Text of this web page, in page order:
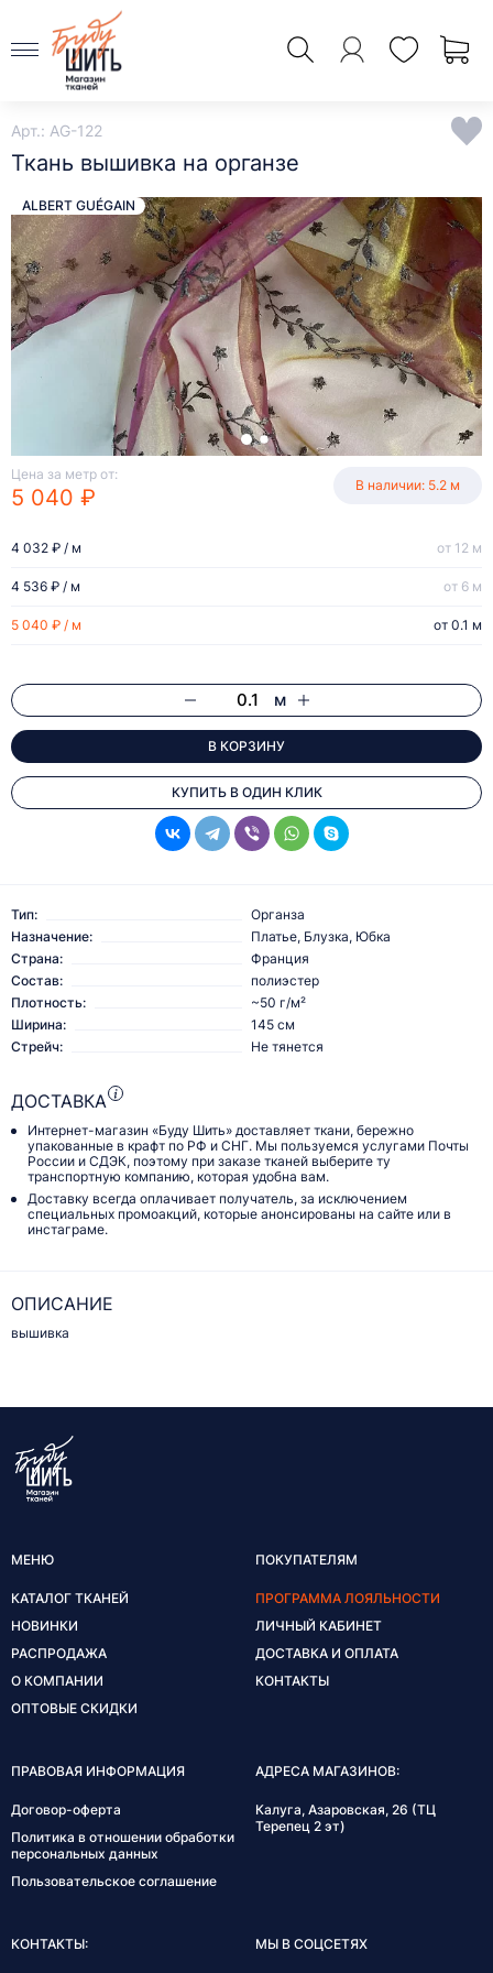
Арт.: AG-122
Ткань вышивка на органзе
Цена за метр от:
5 040 ₽ В наличии: 5.2 м
5 040 ₽ / м от 0.1 м
4 536 ₽ / м от 6 м
4 032 ₽ / м от 12 м
м
В КОРЗИНУ
КУПИТЬ В ОДИН КЛИК
ALBERT GUÉGAIN
Тип:
Органза
Назначение:
Платье, Блузка, Юбка
Страна:
Франция
Состав:
полиэстер
Плотность:
~50 г/м²
Ширина:
145 см
Стрейч:
Не тянется
ДОСТАВКА
Интернет-магазин «Буду Шить» доставляет ткани, бережно
упакованные в крафт по РФ и СНГ. Мы пользуемся услугами Почты
России и СДЭК, поэтому при заказе тканей выберите ту
транспортную компанию, которая удобна вам.
Доставку всегда оплачивает получатель, за исключением
специальных промоакций, которые анонсированы на сайте или в
инстаграме.
ОПИСАНИЕ
вышивка
МЕНЮ
КАТАЛОГ ТКАНЕЙ
НОВИНКИ
РАСПРОДАЖА
О КОМПАНИИ
ОПТОВЫЕ СКИДКИ
ПОКУПАТЕЛЯМ
ПРОГРАММА ЛОЯЛЬНОСТИ
ЛИЧНЫЙ КАБИНЕТ
ДОСТАВКА И ОПЛАТА
КОНТАКТЫ
ПРАВОВАЯ ИНФОРМАЦИЯ
Договор-оферта
Политика в отношении обработки
персональных данных
Пользовательское соглашение
АДРЕСА МАГАЗИНОВ:
Калуга, Азаровская, 26 (ТЦ
Терепец 2 эт)
КОНТАКТЫ: МЫ В СОЦСЕТЯХ